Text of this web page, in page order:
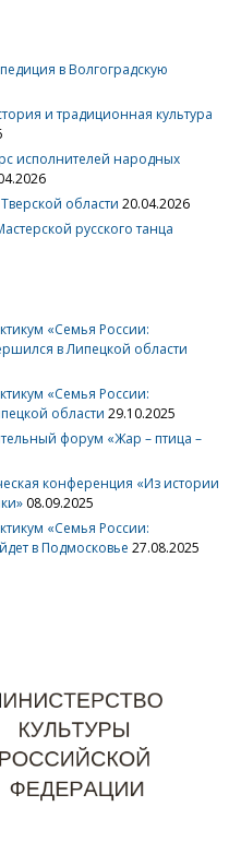
в Волгоградскую
и традиционная культура
исполнителей народных
области 20.04.2026
русского танца
«Семья России:
в Липецкой области
«Семья России:
области 29.10.2025
форум «Жар – птица –
конференция «Из истории
08.09.2025
«Семья России:
в Подмосковье 27.08.2025